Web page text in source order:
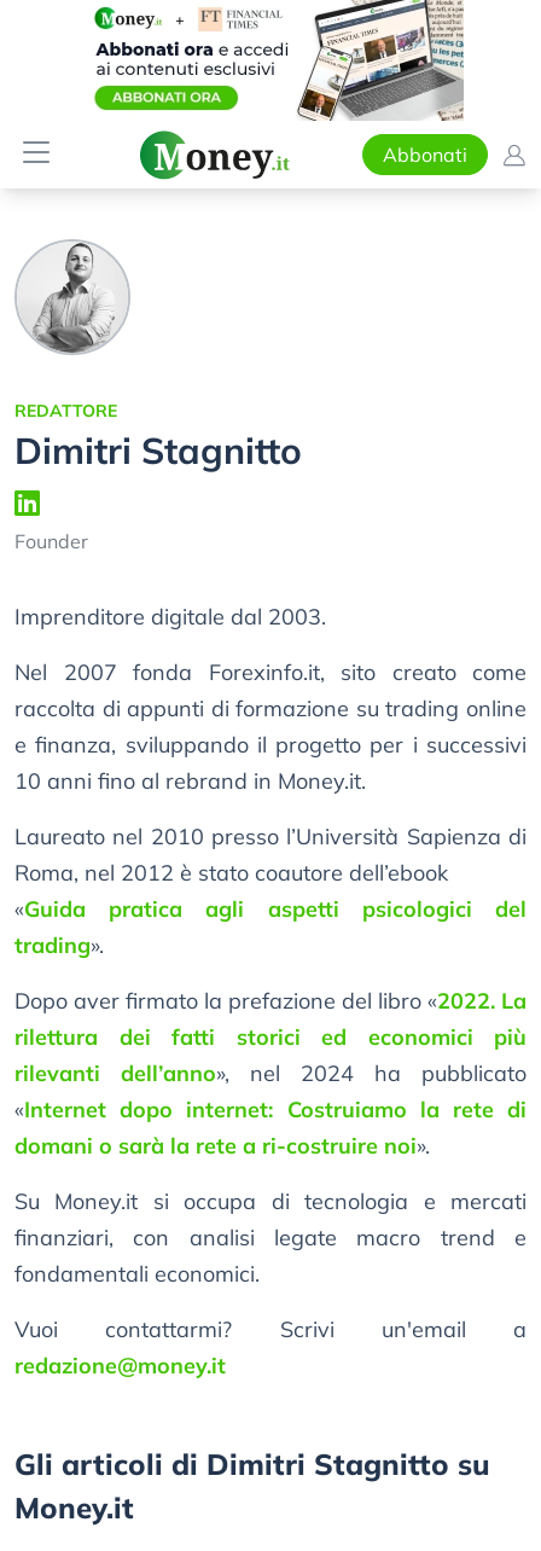
Abbonati
REDATTORE
Dimitri Stagnitto
Founder
Imprenditore digitale dal 2003.
Nel 2007 fonda Forexinfo.it, sito creato come
raccolta di appunti di formazione su trading online
e finanza, sviluppando il progetto per i successivi
10 anni fino al rebrand in Money.it.
Laureato nel 2010 presso l’Università Sapienza di
Roma, nel 2012 è stato coautore dell’ebook
«Guida pratica agli aspetti psicologici del
trading».
Dopo aver firmato la prefazione del libro «2022. La
rilettura dei fatti storici ed economici più
rilevanti dell’anno», nel 2024 ha pubblicato
«Internet dopo internet: Costruiamo la rete di
domani o sarà la rete a ri-costruire noi».
Su Money.it si occupa di tecnologia e mercati
finanziari, con analisi legate macro trend e
fondamentali economici.
Vuoi contattarmi? Scrivi un'email a
redazione@money.it
Gli articoli di Dimitri Stagnitto su
Money.it